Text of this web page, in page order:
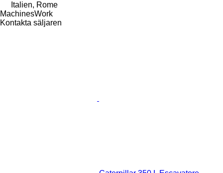
Italien, Rome
MachinesWork
Kontakta säljaren